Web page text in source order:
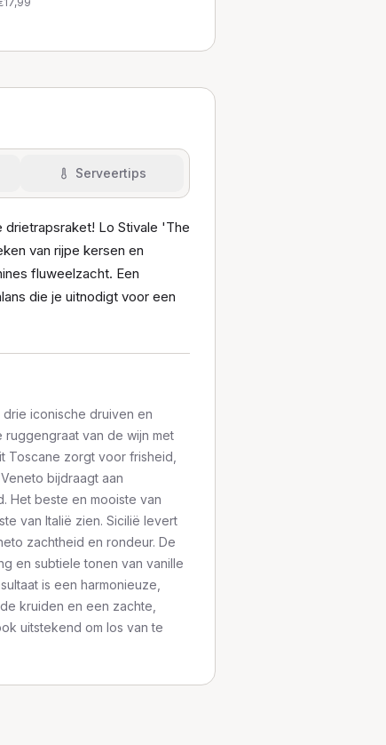
Serveertips
drietrapsraket! Lo Stivale 'The
van rijpe kersen en
fluweelzacht. Een
die je uitnodigt voor een
iconische druiven en
van de wijn met
Toscane zorgt voor frisheid,
bijdraagt aan
Het beste en mooiste van
van Italië zien. Sicilië levert
zachtheid en rondeur. De
en subtiele tonen van vanille
is een harmonieuze,
kruiden en een zachte,
uitstekend om los van te